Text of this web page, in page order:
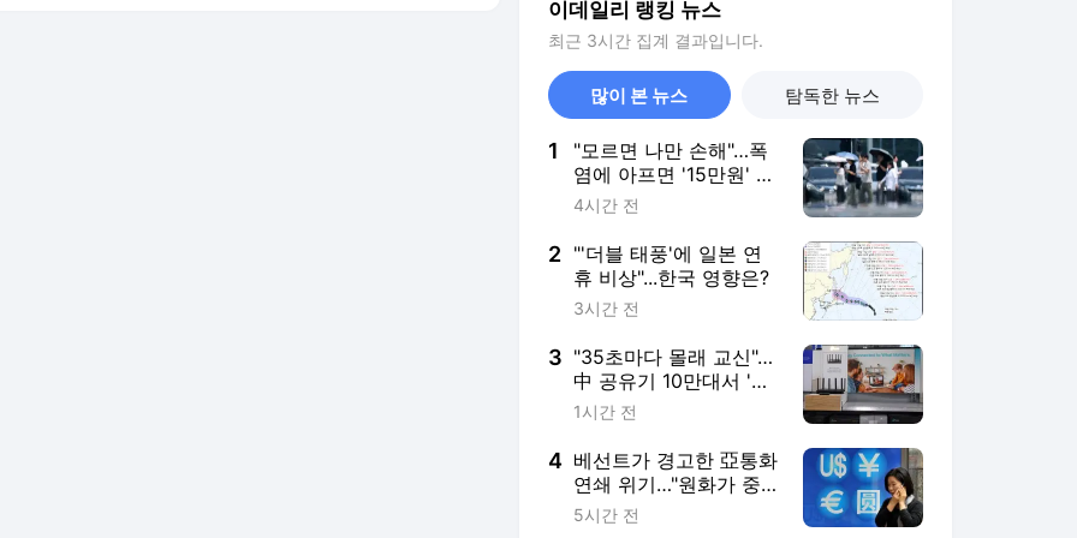
이데일리 랭킹 뉴스
최근 3시간 집계 결과입니다.
많이 본 뉴스 탐독한 뉴스
1
"모르면 나만 손해"…폭
염에 아프면 '15만원' 받
는다
4시간 전
2 "'더블 태풍'에 일본 연
휴 비상"...한국 영향은?
3시간 전
3 "35초마다 몰래 교신"…
中 공유기 10만대서 '백
도어' 발견 발칵
1시간 전
4 베선트가 경고한 亞통화
연쇄 위기…"원화가 중·
일 쇼크 징검다리"
5시간 전